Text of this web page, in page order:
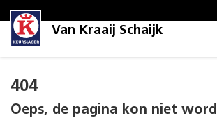
Van Kraaij Schaijk
404
Oeps, de pagina kon niet